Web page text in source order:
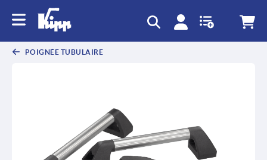
POIGNÉE TUBULAIRE